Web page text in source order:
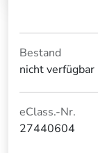
Bestand
nicht verfügbar
eClass.-Nr.
27440604